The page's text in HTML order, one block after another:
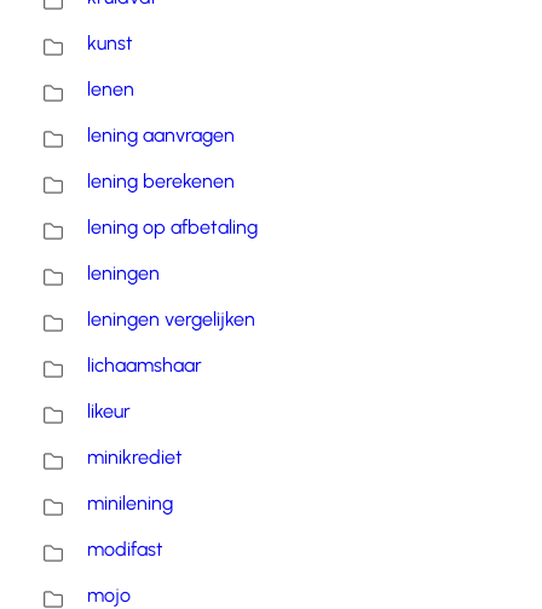
kunst
lenen
lening aanvragen
lening berekenen
lening op afbetaling
leningen
leningen vergelijken
lichaamshaar
likeur
minikrediet
minilening
modifast
mojo